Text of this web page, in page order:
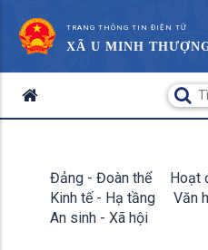
TRANG THÔNG TIN ĐIỆN TỬ
XÃ U MINH
Đảng - Đoàn thể
Hoạt
Kinh tế - Hạ tầng
Văn
An sinh - Xã hội